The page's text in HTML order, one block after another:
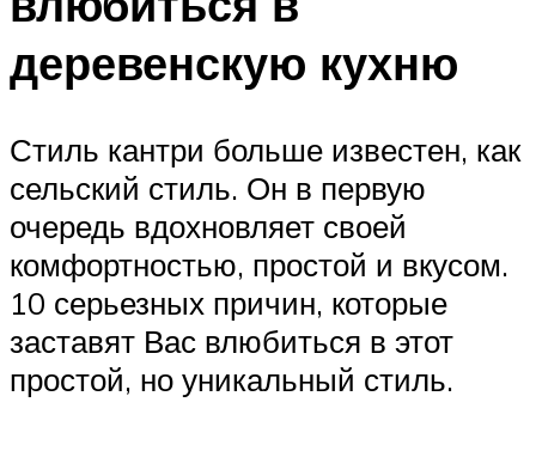
деревенскую кухню
Стиль кантри больше известен, как
сельский стиль. Он в первую
очередь вдохновляет своей
комфортностью, простой и вкусом.
10 серьезных причин, которые
заставят Вас влюбиться в этот
простой, но уникальный стиль.